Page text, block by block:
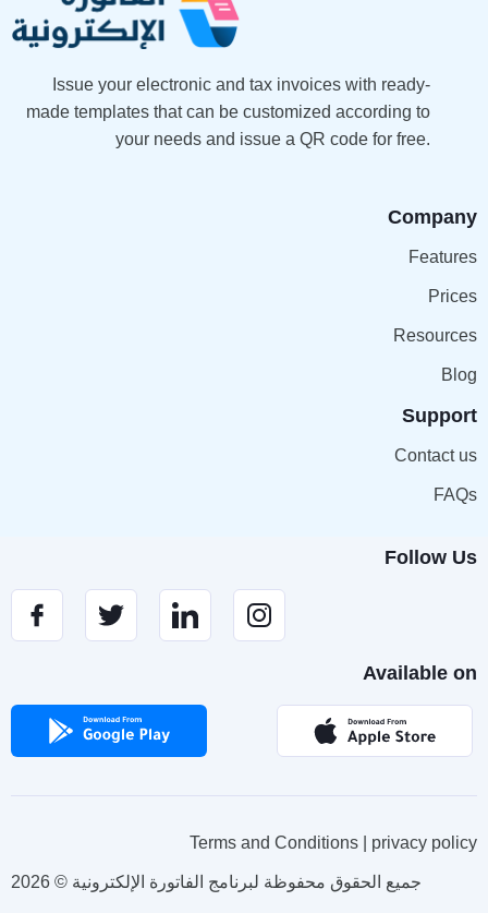
Issue your electronic and tax invoices with ready-
made templates that can be customized according to
your needs and issue a QR code for free.
Company
Features
Prices
Resources
Blog
Support
Contact us
FAQs
Follow Us
Available on
Terms and Conditions | privacy policy
2026 © جميع الحقوق محفوظة لبرنامج الفاتورة الإلكترونية